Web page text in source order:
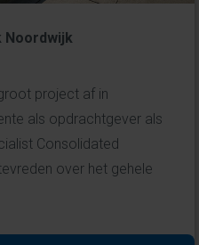
Noordwijk
project af in
als opdrachtgever als
Consolidated
over het gehele